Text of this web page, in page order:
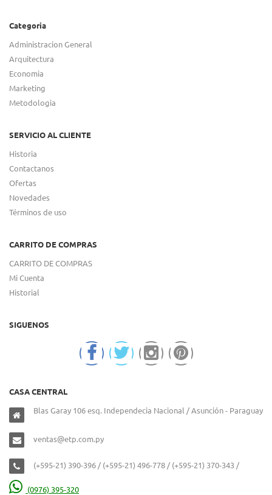
Categoria
Administracion General
Arquitectura
Economia
Marketing
Metodologia
SERVICIO AL CLIENTE
Historia
Contactanos
Ofertas
Novedades
Términos de uso
CARRITO DE COMPRAS
CARRITO DE COMPRAS
Mi Cuenta
Historial
SIGUENOS
CASA CENTRAL
Blas Garay 106 esq. Independecia Nacional / Asunción - Paraguay
ventas@etp.com.py
(+595-21) 390-396 / (+595-21) 496-778 / (+595-21) 370-343 /
(0976) 395-320